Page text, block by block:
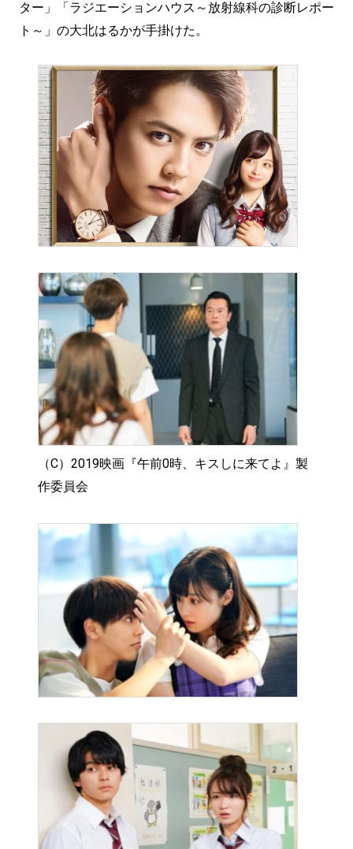
ター」「ラジエーションハウス～放射線科の診断レポー
ト～」の大北はるかが手掛けた。
（C）2019映画『午前0時、キスしに来てよ』製
作委員会